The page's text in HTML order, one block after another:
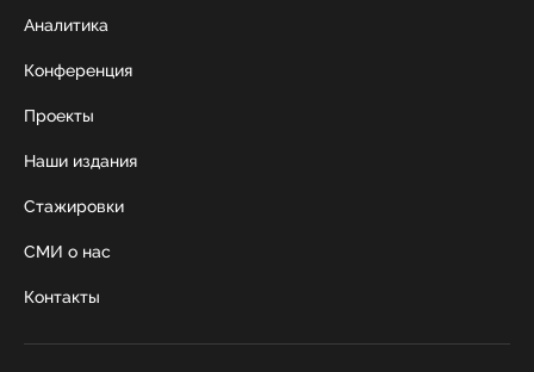
Аналитика
Конференция
Проекты
Наши издания
Стажировки
СМИ о нас
Контакты